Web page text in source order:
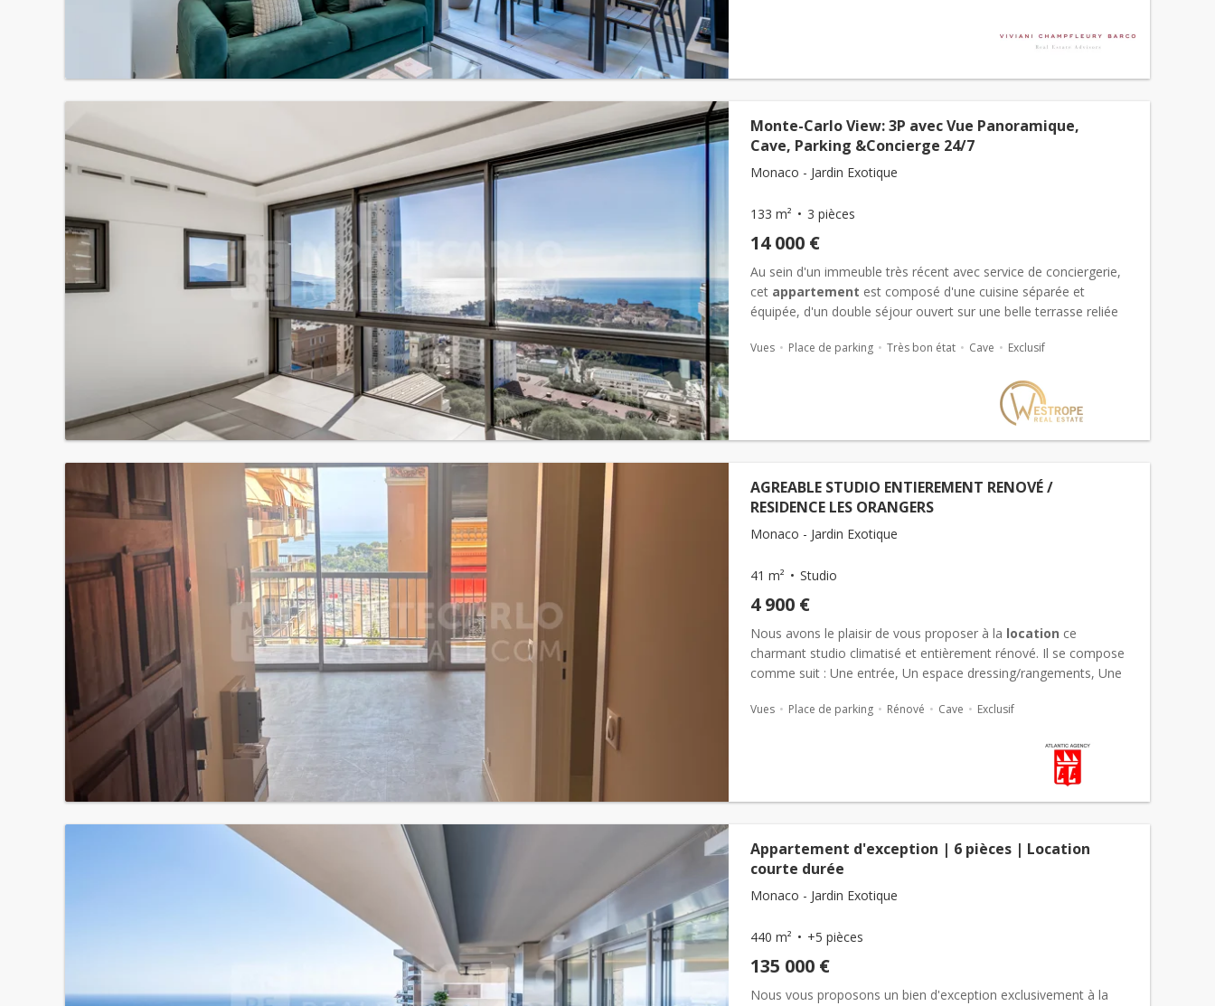
Monte-Carlo View: 3P avec Vue Panoramique,
Cave, Parking &Concierge 24/7
Monaco - Jardin Exotique
133 m² 3 pièces
14 000 €
Au sein d'un immeuble très récent avec service de conciergerie,
cet appartement est composé d'une cuisine séparée et
équipée, d'un double séjour ouvert sur une belle terrasse reliée
dressing...
Vues Place de parking Très bon état Cave Exclusif
AGREABLE STUDIO ENTIEREMENT RENOVÉ /
RESIDENCE LES ORANGERS
Monaco - Jardin Exotique
41 m² Studio
4 900 €
Nous avons le plaisir de vous proposer à la location ce
charmant studio climatisé et entièrement rénové. Il se compose
comme suit : Une entrée, Un espace dressing/rangements, Une
Vues Place de parking Rénové Cave Exclusif
Appartement d'exception | 6 pièces | Location
courte durée
Monaco - Jardin Exotique
440 m² +5 pièces
135 000 €
Nous vous proposons un bien d'exception exclusivement à la